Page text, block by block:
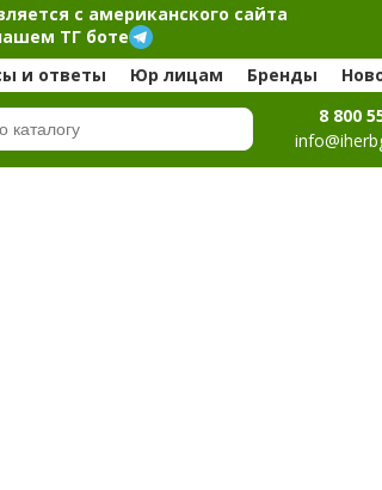
с американского сайта
ТГ боте
и ответы Юр лицам Бренды
8 800